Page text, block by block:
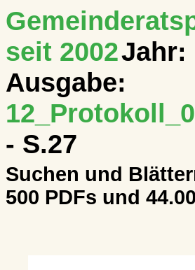
seit 2002Jahr:
Ausgabe:
- S.27
Suchen und
500 PDFs und